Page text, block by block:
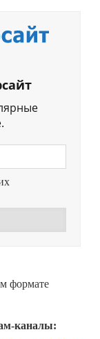
формате
каналы: